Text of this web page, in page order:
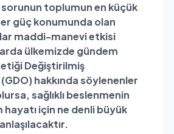
sorunun toplumun en küçük
güç konumunda olan
maddi-manevi etkisi
ülkemizde gündem
Değiştirilmiş
hakkında söylenenler
sağlıklı beslenmenin
için ne denli büyük